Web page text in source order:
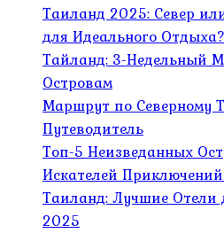
Таиланд 2025: Север
для Идеального Отдыха?
Тайланд: 3-Недельный
Островам
Маршрут по Северному
Путеводитель
Топ-5 Неизведанных
Искателей
Таиланд: Лучшие Отели
2025